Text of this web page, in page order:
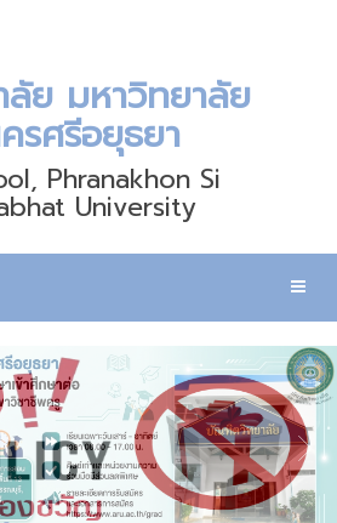
ย มหาวิทยาลัย
รศรีอยุธยา
Phranakhon Si
University